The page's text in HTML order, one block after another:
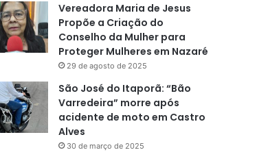
Vereadora Maria de Jesus
Propõe a Criação do
Conselho da Mulher para
Proteger Mulheres em Nazaré
29 de agosto de 2025
São José do Itaporã: “Bão
Varredeira” morre após
acidente de moto em Castro
Alves
30 de março de 2025